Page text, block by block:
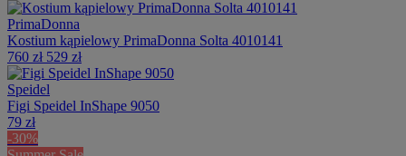
PrimaDonna
Kostium kąpielowy PrimaDonna Solta 4010141
760 zł 529 zł
Speidel
Figi Speidel InShape 9050
79 zł
-30%